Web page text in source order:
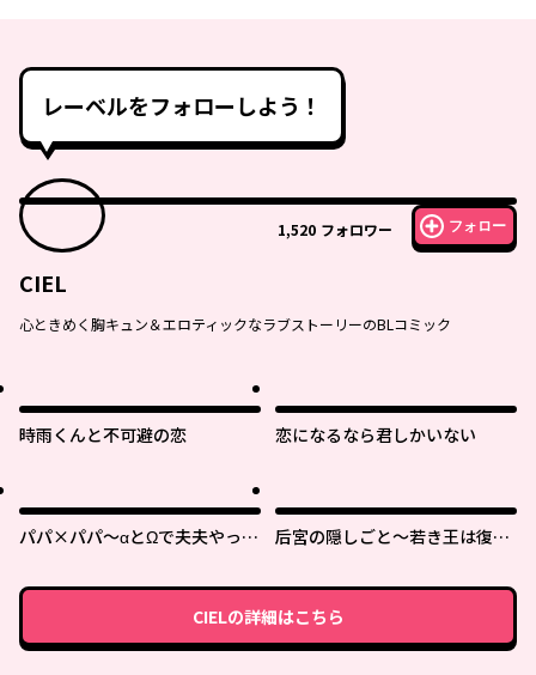
レーベルをフォローしよう！
1,520 フォロワー フォロー
CIEL
心ときめく胸キュン＆エロティックなラブストーリーのBLコミック
時雨くんと不可避の恋 恋になるなら君しかいない
パパ×パパ～αとΩで夫夫やって
后宮の隠しごと～若き王は復讐
CIELの詳細はこちら